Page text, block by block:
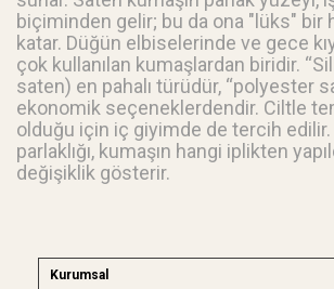
biçiminden gelir; bu da ona "lüks" bir
katar. Düğün elbiselerinde ve gece
çok kullanılan kumaşlardan biridir.
saten) en pahalı türüdür, “polyester
ekonomik seçeneklerdendir. Ciltle
olduğu için iç giyimde de tercih edilir.
parlaklığı, kumaşın hangi iplikten
değişiklik gösterir.
Kurumsal